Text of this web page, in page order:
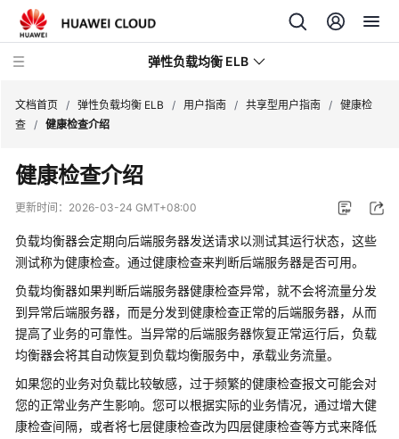
弹性负载均衡 ELB
新
动
产
介
绍
计
费
说
明
文档首页 / 弹性负载均衡 ELB / 用户指南 / 共享型用户指南 / 健康检
查 / 健康检查介绍
健康检查介绍
更新时间： 2026-03-24 GMT+08:00
负载均衡器会定期向后端服务器发送请求以测试其运行状态，这些
测试称为健康检查。通过健康检查来判断后端服务器是否可用。
负载均衡器如果判断后端服务器健康检查异常，就不会将流量分发
到异常后端服务器，而是分发到健康检查正常的后端服务器，从而
提高了业务的可靠性。当异常的后端服务器恢复正常运行后，负载
均衡器会将其自动恢复到负载均衡服务中，承载业务流量。
如果您的业务对负载比较敏感，过于频繁的健康检查报文可能会对
您的正常业务产生影响。您可以根据实际的业务情况，通过增大健
康检查间隔，或者将七层健康检查改为四层健康检查等方式来降低